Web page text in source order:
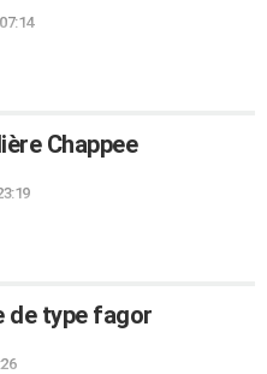
Chappee
de type fagor